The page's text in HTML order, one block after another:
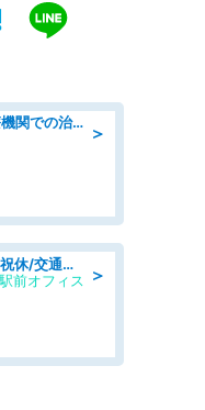
＞
「土日祝休み」未経験OK医療機関での治験コーディネーターのお仕事
＞
工場内での生産管理事務/土日祝休/交通費支給
前オフィス